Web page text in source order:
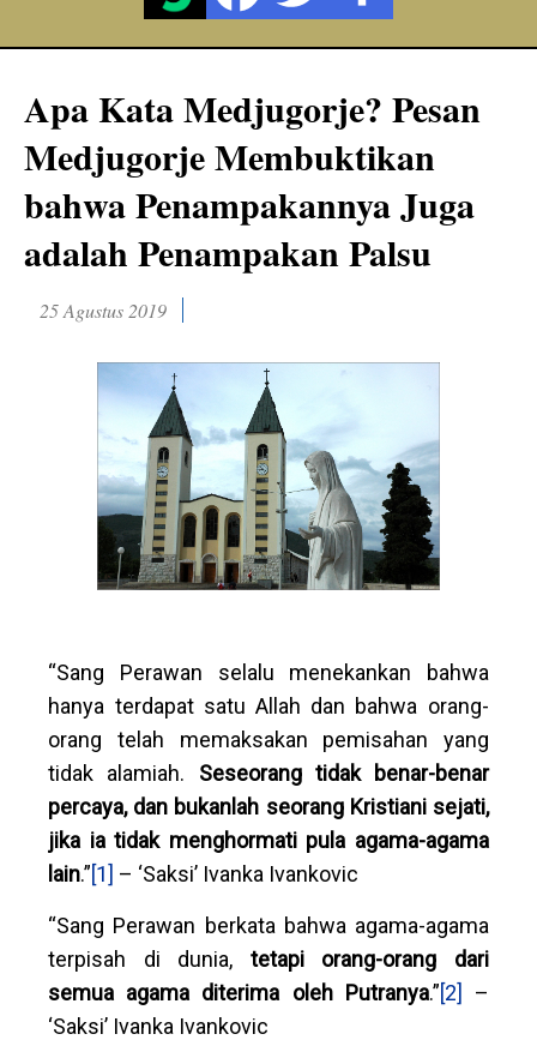
Apa Kata Medjugorje? Pesan
Medjugorje Membuktikan
bahwa Penampakannya Juga
adalah Penampakan Palsu
25 Agustus 2019
“Sang Perawan selalu menekankan bahwa
hanya terdapat satu Allah dan bahwa orang-
orang telah memaksakan pemisahan yang
tidak alamiah. Seseorang tidak benar-benar
percaya, dan bukanlah seorang Kristiani sejati,
jika ia tidak menghormati pula agama-agama
lain.”[1] – ‘Saksi’ Ivanka Ivankovic
“Sang Perawan berkata bahwa agama-agama
terpisah di dunia, tetapi orang-orang dari
semua agama diterima oleh Putranya.”[2]
–
‘Saksi’ Ivanka Ivankovic